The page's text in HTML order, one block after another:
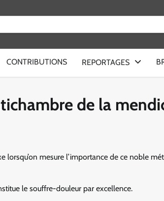
CONTRIBUTIONS REPORTAGES
de la
lorsqu’on mesure l’importance de ce noble
le souffre-douleur par excellence.